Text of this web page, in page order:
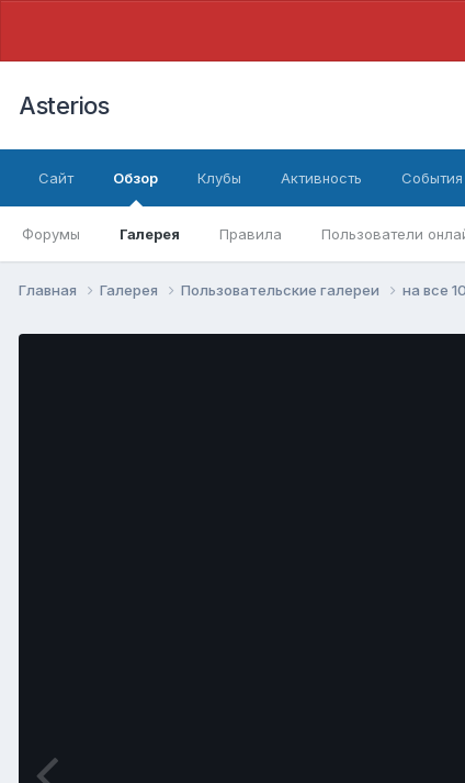
Asterios
Сайт Обзор
Форумы Галерея Правила Пользователи
Клубы Активность
Главная Галерея Пользовательские галереи на все